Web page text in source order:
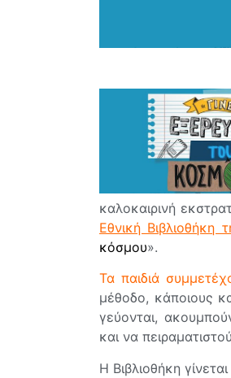
καλοκαιρινή
Εθνική Βιβλιοθήκη
κόσμου».
Τα παιδιά
μέθοδο, κάποιους
γεύονται,
και να
Η Βιβλιοθήκη